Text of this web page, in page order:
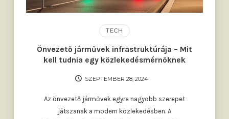
TECH
Önvezető járművek infrastruktúrája – Mit
kell tudnia egy közlekedésmérnöknek
SZEPTEMBER 28, 2024
Az önvezető járművek egyre nagyobb szerepet
játszanak a modern közlekedésben. A